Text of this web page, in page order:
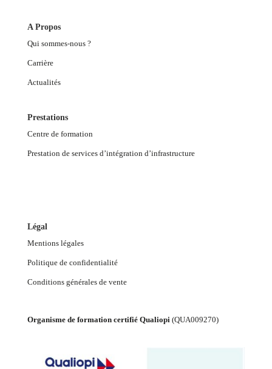
A Propos
Qui sommes-nous ?
Carrière
Actualités
Prestations
Centre de formation
Prestation de services d’intégration d’infrastructure
Légal
Mentions légales
Politique de confidentialité
Conditions générales de vente
Organisme de formation certifié Qualiopi(QUA009270)